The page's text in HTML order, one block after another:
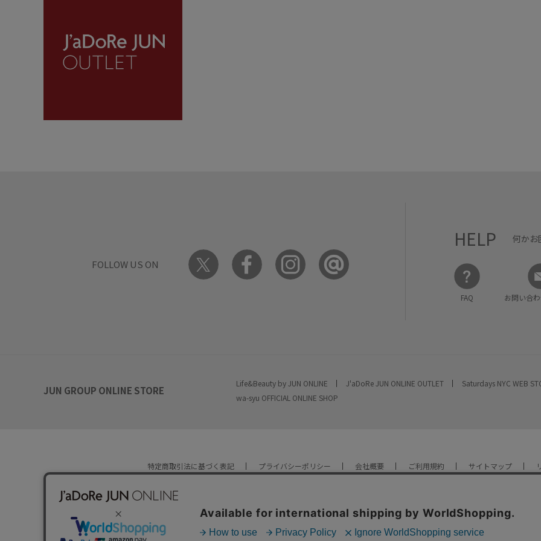
FOLLOW US ON
HELP 何かお
FAQ お問い合
JUN GROUP ONLINE STORE
Life&Beauty by JUN ONLINE J'aDoRe JUN ONLINE OUTLET Saturdays NYC WEB
wa-syu OFFICIAL ONLINE SHOP
特定商取引法に基づく表記 プライバシーポリシー 会社概要 ご利用規約 サイトマップ